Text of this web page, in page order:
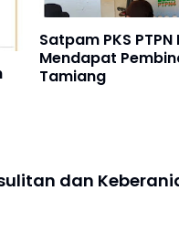
Satpam PKS
Mendapat
Tamiang
dan